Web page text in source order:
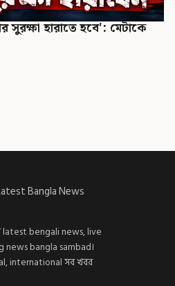
সুরক্ষা হারাতে হবে': মেটাকে
latest bengali news, live
bangla sambad।
international সব খবর